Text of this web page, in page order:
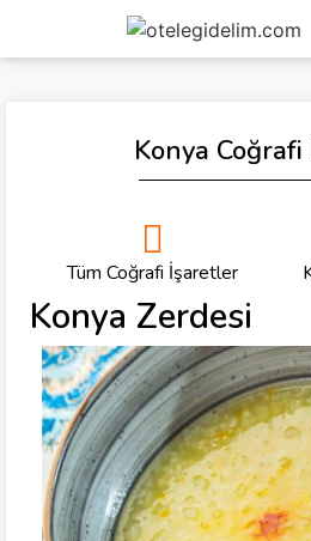
Konya
Tüm Coğrafi İşaretler
Konya Zerdesi